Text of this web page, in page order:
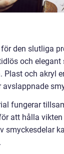
den slutliga
och
och akryl
fungerar
att hålla
smyckesdelar